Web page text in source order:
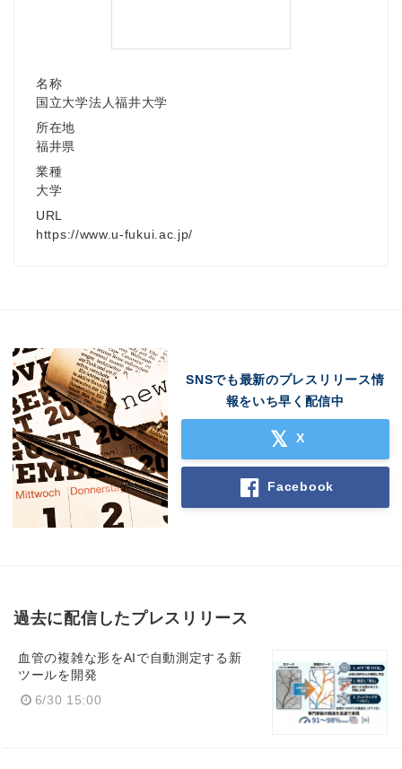
名称
国立大学法人福井大学
所在地
福井県
業種
大学
URL
https://www.u-fukui.ac.jp/
SNSでも最新のプレスリリース情
報をいち早く配信中
X
Facebook
過去に配信したプレスリリース
血管の複雑な形をAIで自動測定する新
ツールを開発
6/30 15:00